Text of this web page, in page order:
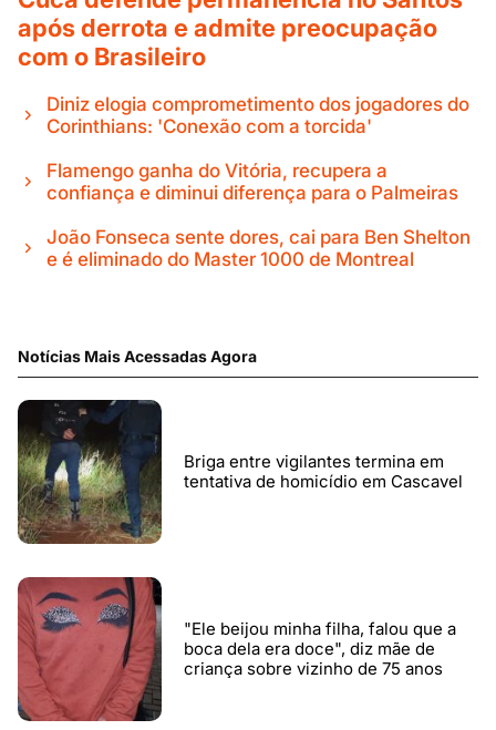
após derrota e admite preocupação
com o Brasileiro
Diniz elogia comprometimento dos jogadores do
Corinthians: 'Conexão com a torcida'
Flamengo ganha do Vitória, recupera a
confiança e diminui diferença para o Palmeiras
João Fonseca sente dores, cai para Ben Shelton
e é eliminado do Master 1000 de Montreal
Notícias Mais Acessadas Agora
Briga entre vigilantes termina em
tentativa de homicídio em Cascavel
"Ele beijou minha filha, falou que a
boca dela era doce", diz mãe de
criança sobre vizinho de 75 anos